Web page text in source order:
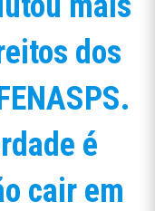
dos
é
cair em